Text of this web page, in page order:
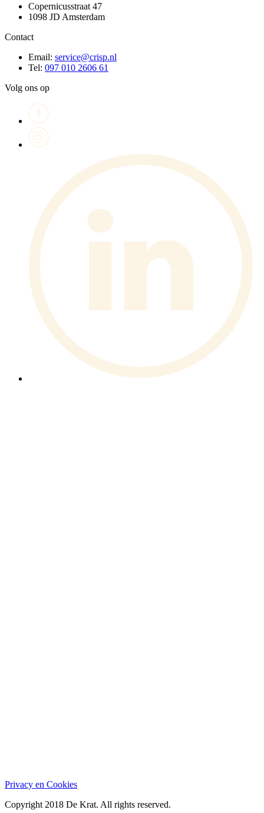
Copernicusstraat 47
1098 JD Amsterdam
Contact
Email: service@crisp.nl
Tel: 097 010 2606 61
Volg ons op
Privacy en Cookies
Copyright 2018 De Krat. All rights reserved.